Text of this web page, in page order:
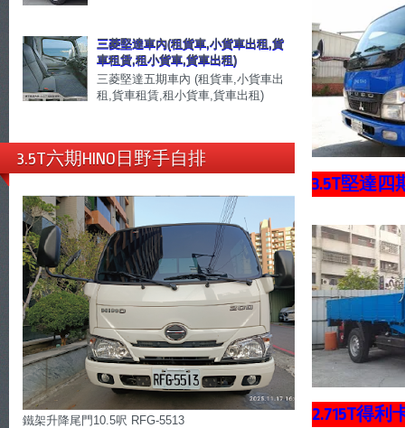
三菱堅達車內(租貨車,小貨車出租,貨
車租賃,租小貨車,貨車出租)
三菱堅達五期車內 (租貨車,小貨車出
租,貨車租賃,租小貨車,貨車出租)
3.5T六期HINO日野手自排
鐵架升降尾門10.5呎 RFG-5513
3.5T堅達四
2.715T得利